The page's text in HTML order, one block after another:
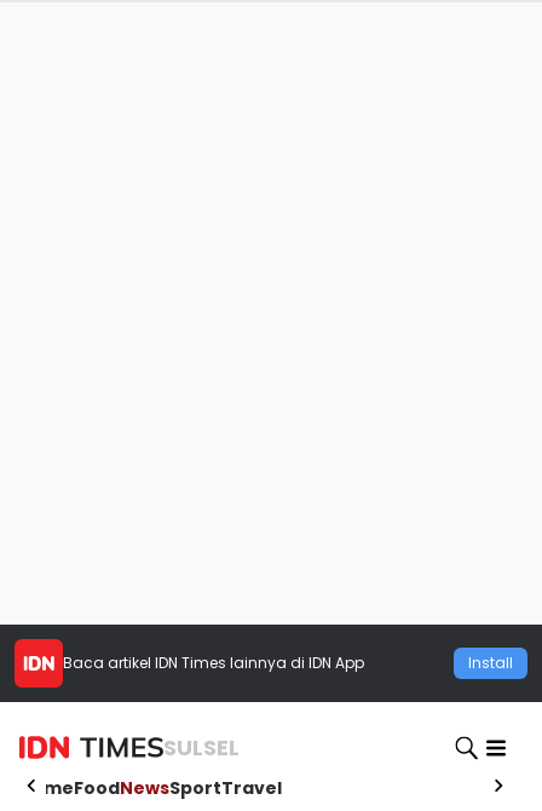
Baca artikel IDN Times lainnya di IDN App Install
SULSEL
HomeFoodNewsSportTravel